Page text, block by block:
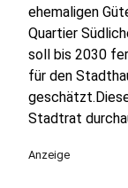
ehemaligen
Quartier
soll bis 2030
für den
Stadtrat
Anzeige